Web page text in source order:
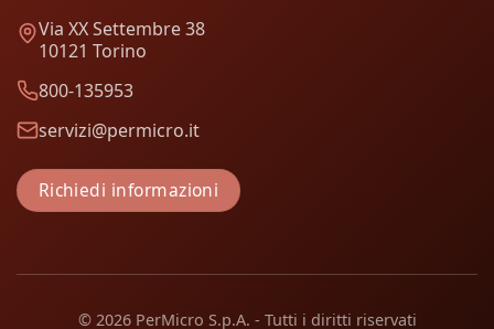
Via XX Settembre 38
10121 Torino
800-135953
servizi@permicro.it
Richiedi informazioni
© 2026 PerMicro S.p.A. - Tutti i diritti riservati